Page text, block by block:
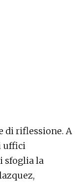
di riflessione. A
uffici
sfoglia la